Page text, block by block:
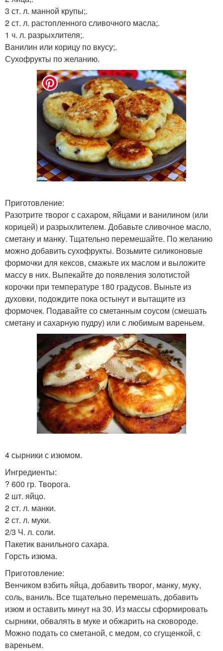
3 ст. л. манной крупы;.
2 ст. л. растопленного сливочного масла;.
1 ч. л. разрыхлителя;.
Ванилин или корицу по вкусу;.
Сухофрукты по желанию.
Приготовление:
Разотрите творог с сахаром, яйцами и ванилином (или
корицей) и разрыхлителем. Добавьте сливочное масло,
сметану и манку. Тщательно перемешайте. По желанию
можно добавить сухофрукты. Возьмите силиконовые
формочки для кексов, смажьте их маслом и выложите
массу в них. Выпекайте до появления золотистой
корочки при температуре 180 градусов. Выньте из
духовки, подождите пока остынут и вытащите из
формочек. Подавайте со сметанным соусом (смешать
сметану и сахарную пудру) или с любимым вареньем.
4 сырники с изюмом.
Ингредиенты:
? 600 гр. Творога.
2 шт. яйцо.
2 ст. л. манки.
2 ст. л. муки.
2/3 Ч. л. соли.
Пакетик ванильного сахара.
Горсть изюма.
Приготовление:
Венчиком взбить яйца, добавить творог, манку, муку,
соль, ваниль. Все тщательно перемешать, добавить
изюм и оставить минут на 30. Из массы сформировать
сырники, обвалять в муке и обжарить на сковороде.
Можно подать со сметаной, с медом, со сгущенкой, с
вареньем.